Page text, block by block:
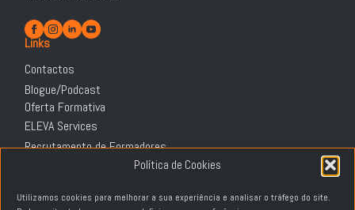
Política de Cookies
Utilizamos cookies para melhorar a sua experiência e analisar o tráfego do site.
Links
Contactos
Blogue/Podcast
Oferta Formativa
ELEVA Services
Recrutamento de Formadores